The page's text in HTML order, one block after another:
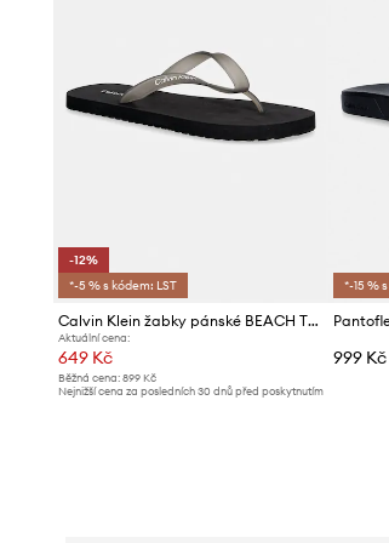
-12%
*-5 % s kódem: LST
Calvin Klein žabky pánské BEACH THONG SLIDE
Aktuální cena:
649 Kč
Běžná cena: 899 Kč
Nejnižší cena za posledních 30 dnů před poskytnutím
*-15 %
999 Kč